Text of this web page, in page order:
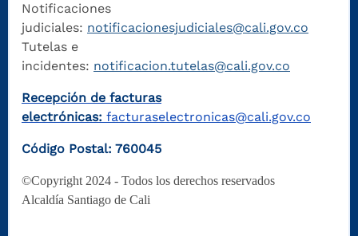
Notificaciones
judiciales: notificacionesjudiciales@cali.gov.co
Tutelas e
incidentes: notificacion.tutelas@cali.gov.co
Recepción de facturas
electrónicas: facturaselectronicas@cali.gov.co
Código Postal: 760045
©Copyright 2024 - Todos los derechos reservados
Alcaldía Santiago de Cali